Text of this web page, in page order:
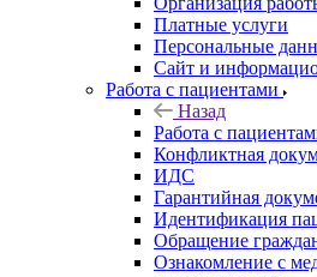
Платные услуги
Персональные
Сайт и
Работа с пациентами
Назад
Работа с
Конфликтная
ИДС
Гарантийная
Идентификация
Обращение
Ознакомление с